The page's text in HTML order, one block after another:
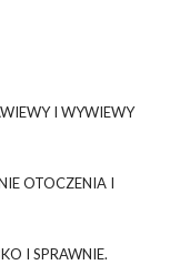
I WYWIEWY
OTOCZENIA I
I SPRAWNIE.